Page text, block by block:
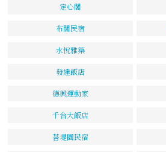
定心閣
布閣民宿
水悅雅築
發達飯店
德興運動家
千台大飯店
菩堤園民宿